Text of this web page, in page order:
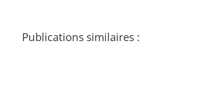
Publications similaires :